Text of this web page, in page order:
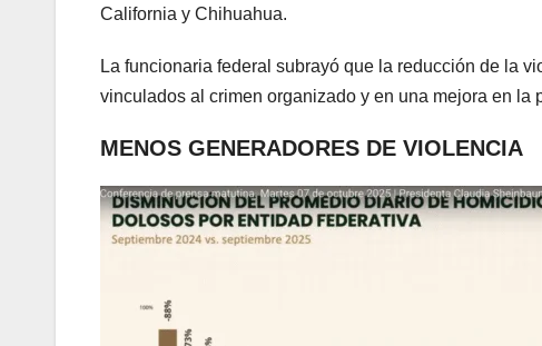
California y Chihuahua.
La funcionaria federal subrayó que la reducción de la
vinculados al crimen organizado y en una mejora en la
MENOS GENERADORES DE VIOLENCIA